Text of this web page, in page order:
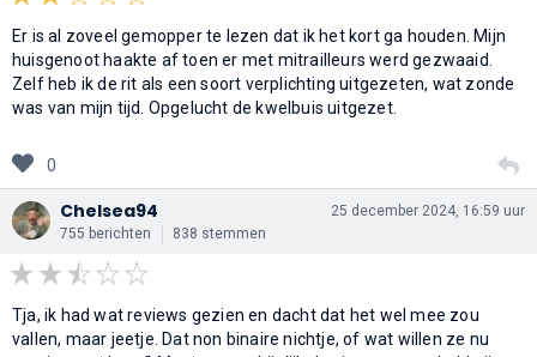
Er is al zoveel gemopper te lezen dat ik het kort ga houden. Mijn
huisgenoot haakte af toen er met mitrailleurs werd gezwaaid.
Zelf heb ik de rit als een soort verplichting uitgezeten, wat zonde
was van mijn tijd. Opgelucht de kwelbuis uitgezet.
0
Chelsea94
755 berichten 838 stemmen
25 december 2024, 16:59 uur
Tja, ik had wat reviews gezien en dacht dat het wel mee zou
vallen, maar jeetje. Dat non binaire nichtje, of wat willen ze nu